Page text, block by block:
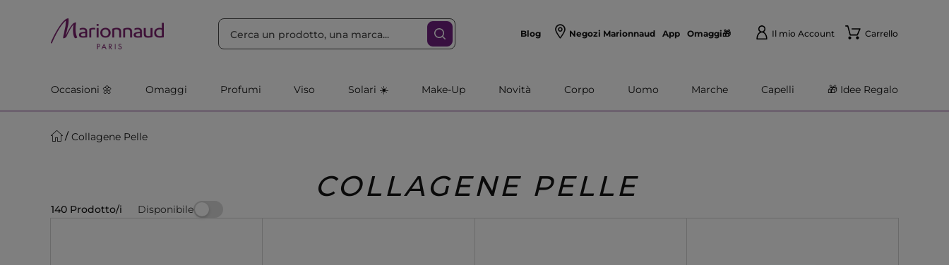
Blog Negozi Marionnaud App Omaggi🎁 Il mio Account Carrello
Occasioni 🌼 Omaggi Profumi Viso Solari ☀️ Make-Up Novità Corpo Uomo Marche Capelli 🎁 Idee Regalo
Collagene Pelle
COLLAGENE PELLE
140 Prodotto/i Disponibile